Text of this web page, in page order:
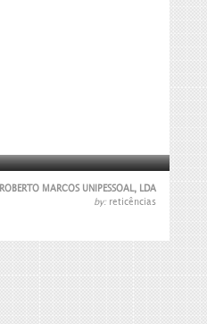
ROBERTO MARCOS UNIPESSOAL, LDA
by: reticências